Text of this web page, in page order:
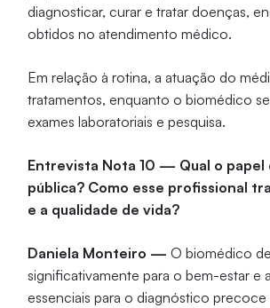
diagnosticar, curar e tratar doenças,
obtidos no atendimento médico.
Em relação à rotina, a atuação do
tratamentos, enquanto o biomédico
exames laboratoriais e pesquisa.
Entrevista Nota 10 — Qual o papel
pública? Como esse profissional
e a qualidade de vida?
Daniela Monteiro — O biomédico
significativamente para o bem-estar e
essenciais para o diagnóstico